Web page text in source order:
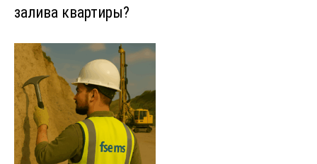
залива квартиры?